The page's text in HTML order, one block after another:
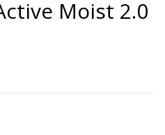
Moist 2.0